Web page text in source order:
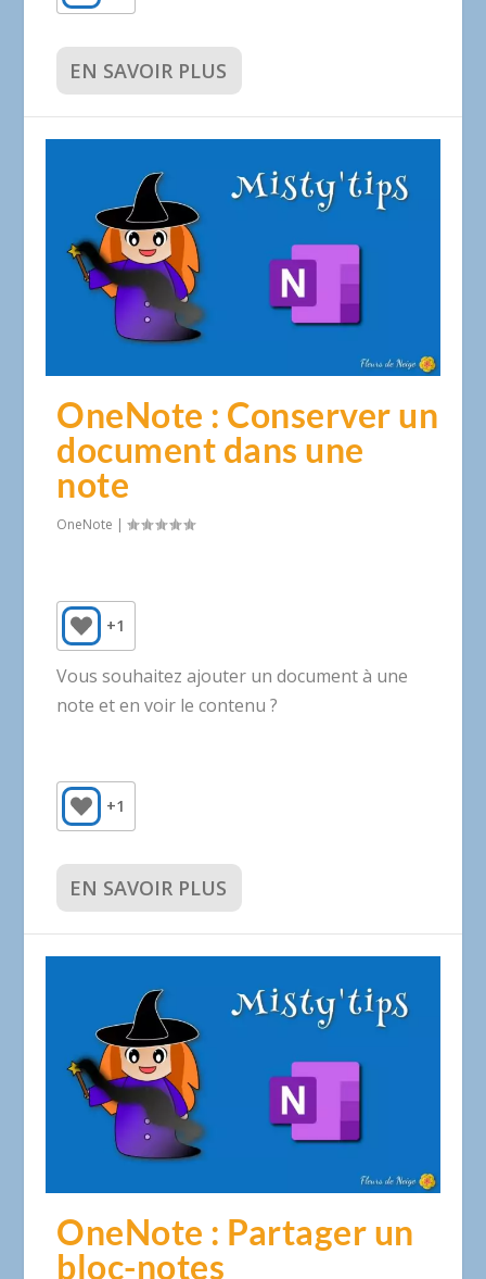
EN SAVOIR PLUS
OneNote : Conserver un
document dans une
note
OneNote |
+1
Vous souhaitez ajouter un document à une
note et en voir le contenu ?
+1
EN SAVOIR PLUS
OneNote : Partager un
bloc-notes